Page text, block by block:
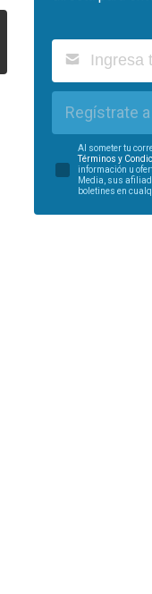
Regístrate
Al someter tu
Términos y
información u
Media, sus
boletines en